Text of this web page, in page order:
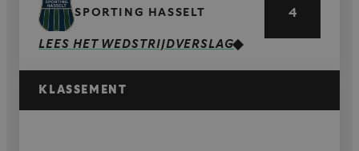
SPORTING HASSELT 4
LEES HET WEDSTRIJDVERSLAG
KLASSEMENT